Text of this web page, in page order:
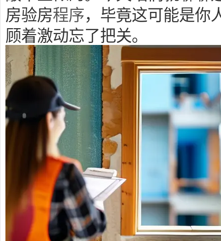
房验房程序，毕竟这可能是你
顾着激动忘了把关。